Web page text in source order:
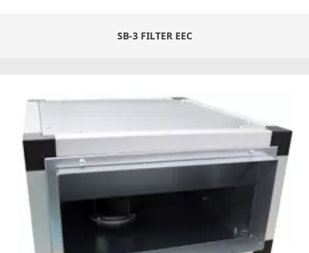
SB-3 FILTER EEC